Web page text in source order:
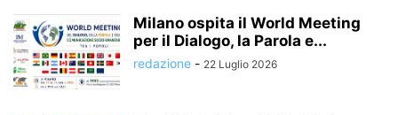
Milano ospita il World Meeting
per il Dialogo, la Parola e...
redazione - 22 Luglio 2026